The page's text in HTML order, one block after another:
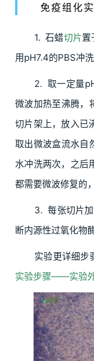
免疫组化
1. 石蜡切片置
用pH7.4的PBS冲
2. 取一定量
微波加热至沸腾，
切片架上，放入已
取出微波盒流水自
水冲洗两次，之后
都需要微波修复的
3. 每张切片
断内源性过氧化物
实验更详细步
实验步骤——实验